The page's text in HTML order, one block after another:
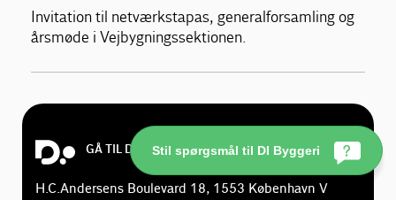
Invitation til netværkstapas, generalforsamling og
årsmøde i Vejbygningssektionen.
GÅ TIL DI.DK
H.C.Andersens Boulevard 18, 1553 København V
Stil spørgsmål til DI Byggeri